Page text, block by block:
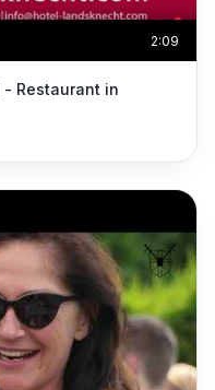
2:09